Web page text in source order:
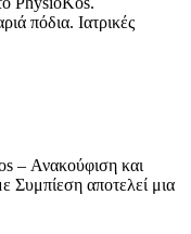
πόδια. Ιατρικές
– Ανακούφιση και
Συμπίεση αποτελεί μια